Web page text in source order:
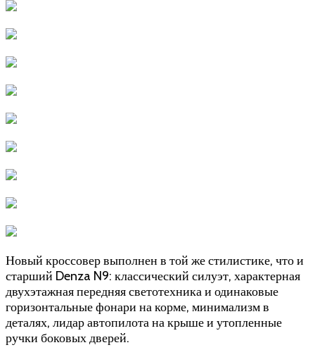
Новый кроссовер выполнен в той же стилистике, что и
старший Denza N9: классический силуэт, характерная
двухэтажная передняя светотехника и одинаковые
горизонтальные фонари на корме, минимализм в
деталях, лидар автопилота на крыше и утопленные
ручки боковых дверей.